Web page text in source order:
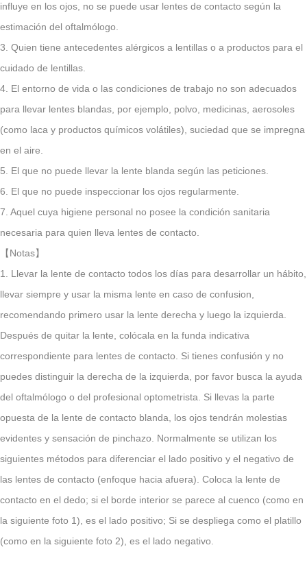
influye en los ojos, no se puede usar lentes de contacto según la
estimación del oftalmólogo.
3. Quien tiene antecedentes alérgicos a lentillas o a productos para el
cuidado de lentillas.
4. El entorno de vida o las condiciones de trabajo no son adecuados
para llevar lentes blandas, por ejemplo, polvo, medicinas, aerosoles
(como laca y productos químicos volátiles), suciedad que se impregna
en el aire.
5. El que no puede llevar la lente blanda según las peticiones.
6. El que no puede inspeccionar los ojos regularmente.
7. Aquel cuya higiene personal no posee la condición sanitaria
necesaria para quien lleva lentes de contacto.
【Notas】
1. Llevar la lente de contacto todos los días para desarrollar un hábito,
llevar siempre y usar la misma lente en caso de confusion,
recomendando primero usar la lente derecha y luego la izquierda.
Después de quitar la lente, colócala en la funda indicativa
correspondiente para lentes de contacto. Si tienes confusión y no
puedes distinguir la derecha de la izquierda, por favor busca la ayuda
del oftalmólogo o del profesional optometrista. Si llevas la parte
opuesta de la lente de contacto blanda, los ojos tendrán molestias
evidentes y sensación de pinchazo. Normalmente se utilizan los
siguientes métodos para diferenciar el lado positivo y el negativo de
las lentes de contacto (enfoque hacia afuera). Coloca la lente de
contacto en el dedo; si el borde interior se parece al cuenco (como en
la siguiente foto 1), es el lado positivo; Si se despliega como el platillo
(como en la siguiente foto 2), es el lado negativo.